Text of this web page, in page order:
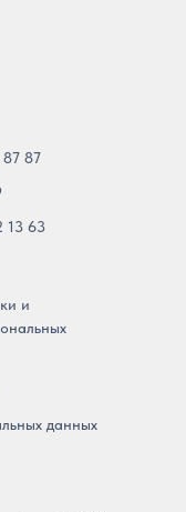
87
и
данных
13 63